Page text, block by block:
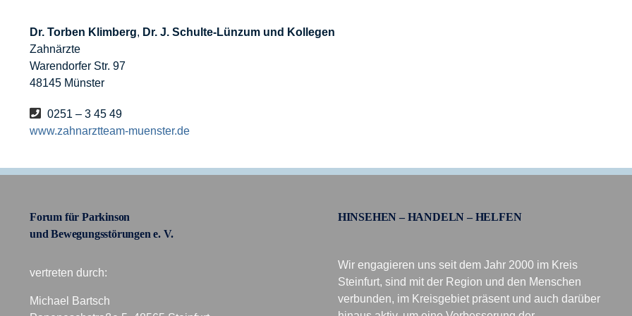
Dr. Torben Klimberg, Dr. J. Schulte-Lünzum und Kollegen
Zahnärzte
Warendorfer Str. 97
48145 Münster
0251 – 3 45 49
www.zahnarztteam-muenster.de
Forum für Parkinson
und Bewegungsstörungen e. V.
vertreten durch:
Michael Bartsch
HINSEHEN – HANDELN – HELFEN
Wir engagieren uns seit dem Jahr 2000 im Kreis
Steinfurt, sind mit der Region und den Menschen
verbunden, im Kreisgebiet präsent und auch darüber